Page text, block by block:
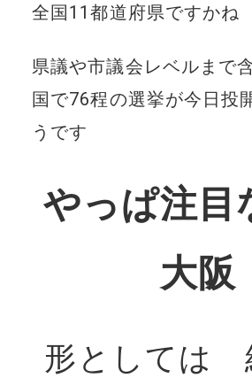
全国11都道府県ですかね
県議や市議会レベルまで
国で76程の選挙が今日投
うです
やっぱ注目
大阪
形としては